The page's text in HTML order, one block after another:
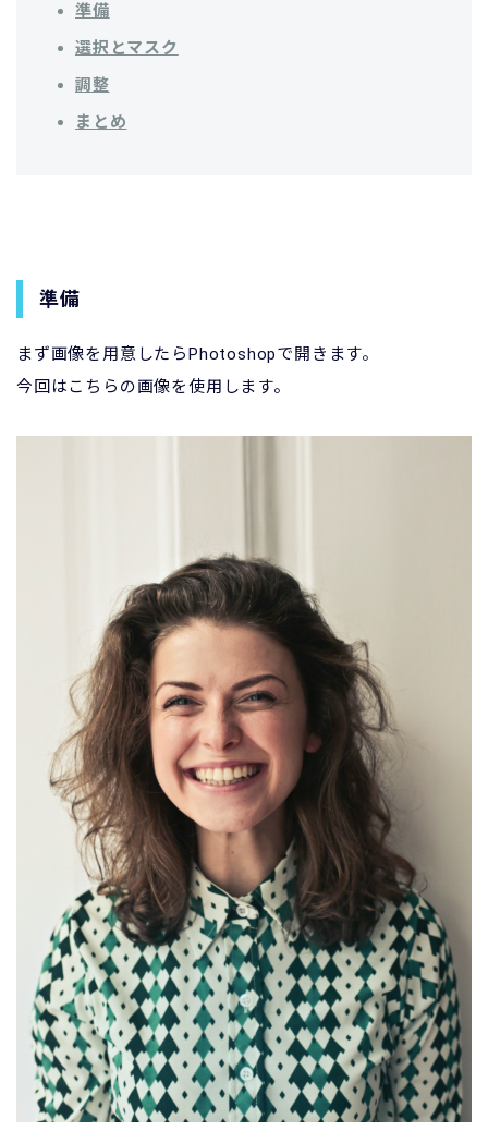
準備
選択とマスク
調整
まとめ
準備
まず画像を用意したらPhotoshopで開きます。
今回はこちらの画像を使用します。